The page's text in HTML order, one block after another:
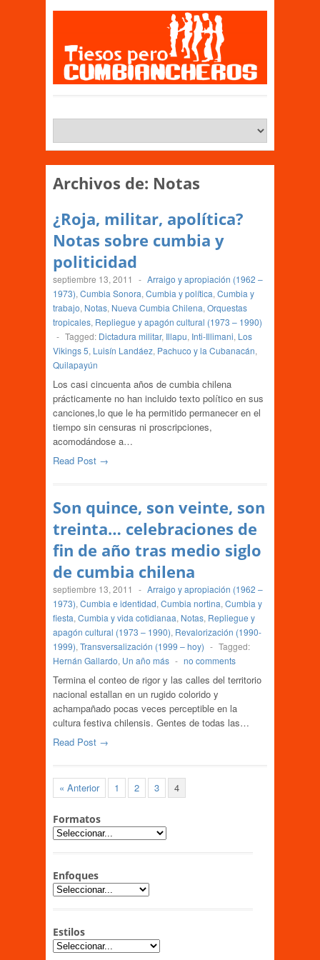
Archivos de: Notas
¿Roja, militar, apolítica?
Notas sobre cumbia y
politicidad
septiembre 13, 2011 - Arraigo y apropiación (1962 –
1973), Cumbia Sonora, Cumbia y política, Cumbia y
trabajo, Notas, Nueva Cumbia Chilena, Orquestas
tropicales, Repliegue y apagón cultural (1973 – 1990)
- Tagged: Dictadura militar, Illapu, Inti-Illimani, Los
Vikings 5, Luisín Landáez, Pachuco y la Cubanacán,
Quilapayún
Los casi cincuenta años de cumbia chilena
prácticamente no han incluido texto político en sus
canciones,lo que le ha permitido permanecer en el
tiempo sin censuras ni proscripciones,
acomodándose a…
Read Post →
Son quince, son veinte, son
treinta… celebraciones de
fin de año tras medio siglo
de cumbia chilena
septiembre 13, 2011 - Arraigo y apropiación (1962 –
1973), Cumbia e identidad, Cumbia nortina, Cumbia y
fiesta, Cumbia y vida cotidianaa, Notas, Repliegue y
apagón cultural (1973 – 1990), Revalorización (1990-
1999), Transversalización (1999 – hoy) - Tagged:
Hernán Gallardo, Un año más - no comments
Termina el conteo de rigor y las calles del territorio
nacional estallan en un rugido colorido y
achampañado pocas veces perceptible en la
cultura festiva chilensis. Gentes de todas las…
Read Post →
« Anterior 1 2 3 4
Formatos
Enfoques
Estilos